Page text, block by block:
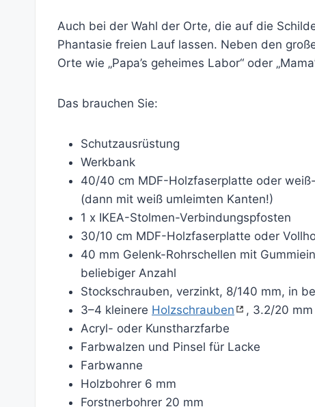
Auch bei der Wahl der Orte, die auf die
Phantasie freien Lauf lassen. Neben den
Orte wie „Papa’s geheimes Labor“ oder
Das brauchen Sie:
Schutzausrüstung
Werkbank
40/40 cm MDF-Holzfaserplatte oder
(dann mit weiß umleimten Kanten!)
1 x IKEA-Stolmen-Verbindungspfosten
30/10 cm MDF-Holzfaserplatte oder
40 mm Gelenk-Rohrschellen mit
beliebiger Anzahl
Stockschrauben, verzinkt, 8/140 mm, in
3–4 kleinere Holzschrauben
, 3.2/20 mm
Acryl- oder Kunstharzfarbe
Farbwalzen und Pinsel für Lacke
Farbwanne
Holzbohrer 6 mm
Forstnerbohrer 20 mm